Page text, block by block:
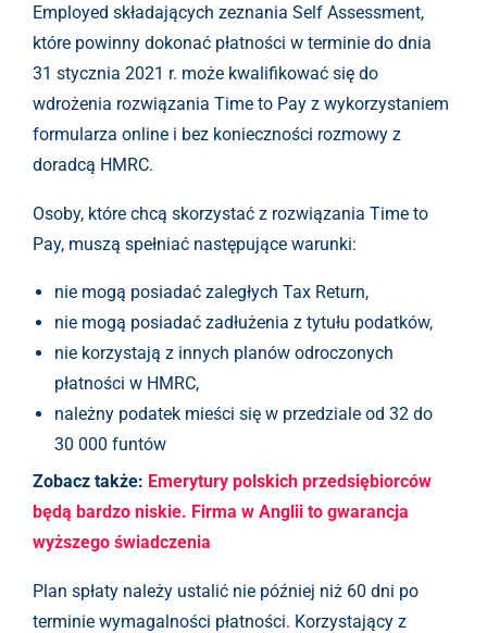
Employed składających zeznania Self Assessment,
które powinny dokonać płatności w terminie do dnia
31 stycznia 2021 r. może kwalifikować się do
wdrożenia rozwiązania Time to Pay z wykorzystaniem
formularza online i bez konieczności rozmowy z
doradcą HMRC.
Osoby, które chcą skorzystać z rozwiązania Time to
Pay, muszą spełniać następujące warunki:
nie mogą posiadać zaległych Tax Return,
nie mogą posiadać zadłużenia z tytułu podatków,
nie korzystają z innych planów odroczonych
płatności w HMRC,
należny podatek mieści się w przedziale od 32 do
30 000 funtów
Zobacz także: Emerytury polskich przedsiębiorców
będą bardzo niskie. Firma w Anglii to gwarancja
wyższego świadczenia
Plan spłaty należy ustalić nie później niż 60 dni po
terminie wymagalności płatności. Korzystający z